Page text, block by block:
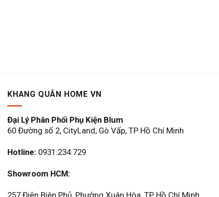
KHANG QUÂN HOME VN
Đại Lý Phân Phối Phụ Kiện Blum
60 Đường số 2, CityLand, Gò Vấp, TP Hồ Chí Minh
Hotline: 0931.234.729
Showroom HCM:
257 Điện Biên Phủ, Phường Xuân Hòa, TP Hồ Chí Minh